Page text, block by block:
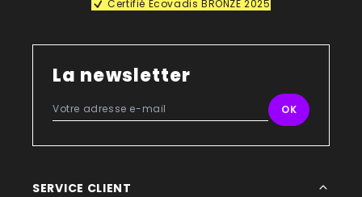
Certifié Ecovadis BRONZE 2025
La newsletter
SERVICE CLIENT